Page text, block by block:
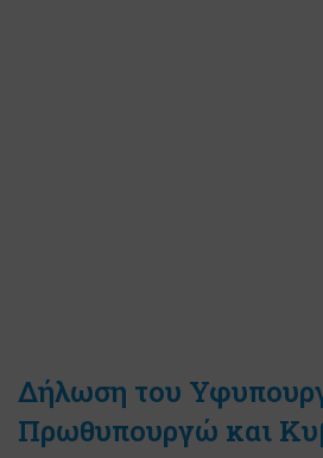
Δήλωση του
Πρωθυπουργώ και